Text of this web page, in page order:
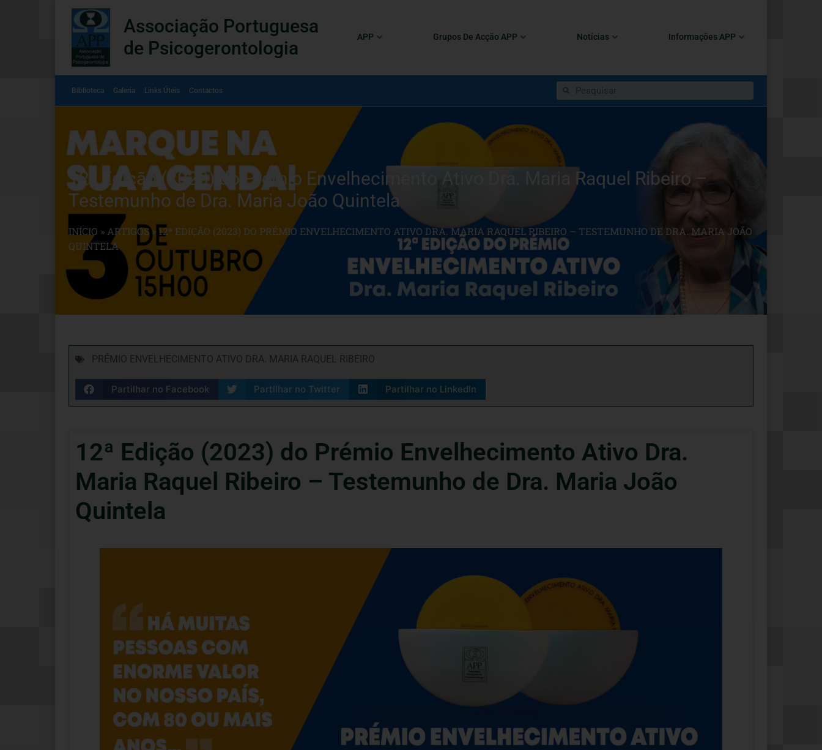
Associação Portuguesa
de Psicogerontologia
APP Grupos De Acção APP Notícias Informações APP
Biblioteca Galeria Links Úteis Contactos
12ª Edição (2023) do Prémio Envelhecimento Ativo Dra. Maria Raquel Ribeiro –
Testemunho de Dra. Maria João Quintela
INÍCIO » ARTIGOS» 12ª EDIÇÃO (2023) DO PRÉMIO ENVELHECIMENTO ATIVO DRA. MARIA RAQUEL RIBEIRO – TESTEMUNHO DE DRA. MARIA JOÃO
QUINTELA
PRÉMIO ENVELHECIMENTO ATIVO DRA. MARIA RAQUEL RIBEIRO
Partilhar no Facebook Partilhar no Twitter Partilhar no LinkedIn
12ª Edição (2023) do Prémio Envelhecimento Ativo Dra.
Maria Raquel Ribeiro – Testemunho de Dra. Maria João
Quintela